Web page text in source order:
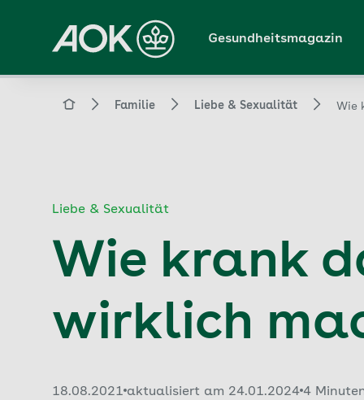
Hauptinhalt
springen
Gesundheitsmagazin
Magazin Familie Liebe & Sexualität Wie
Liebe & Sexualität
Wie krank
wirklich
Veröffentlicht am:
18.08.2021 aktualisiert am 24.01.2024 4